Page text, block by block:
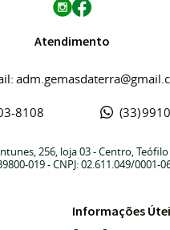
Atendimento
8108 (33)
256, loja 03-Centro,
019- CNPJ: 02.611.049/0001-
Informações